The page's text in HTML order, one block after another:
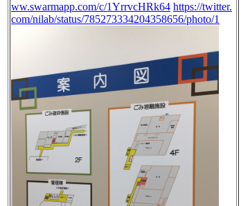
ww.swarmapp.com/c/1YrrvcHRk64 https://twitter.
com/nilab/status/785273334204358656/photo/1